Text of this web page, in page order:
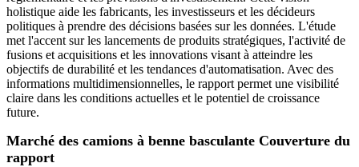
holistique aide les fabricants, les investisseurs et les décideurs
politiques à prendre des décisions basées sur les données. L'étude
met l'accent sur les lancements de produits stratégiques, l'activité de
fusions et acquisitions et les innovations visant à atteindre les
objectifs de durabilité et les tendances d'automatisation. Avec des
informations multidimensionnelles, le rapport permet une visibilité
claire dans les conditions actuelles et le potentiel de croissance
future.
Marché des camions à benne basculante Couverture du
rapport